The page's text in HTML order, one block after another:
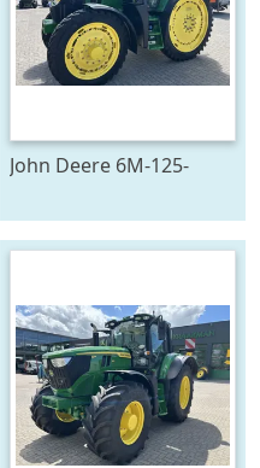
John Deere 6M-125-